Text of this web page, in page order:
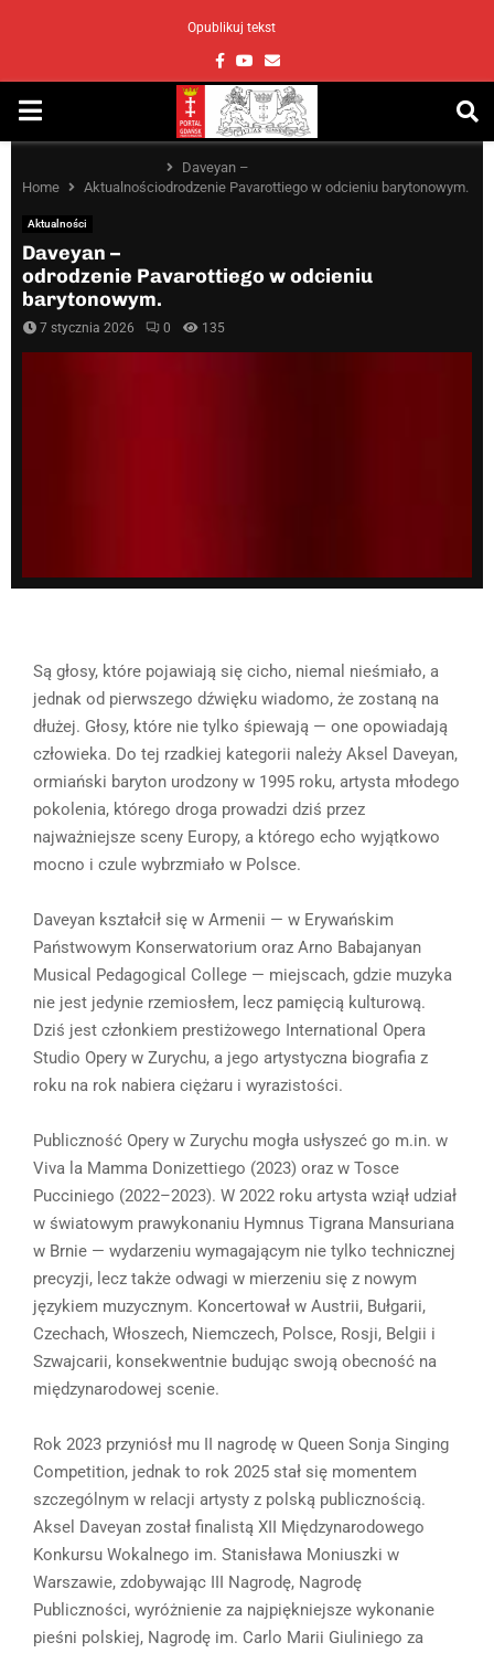
Opublikuj tekst
Facebook
Youtube
Email
PRIMARY
Home Aktualności
Daveyan –
odrodzenie Pavarottiego w odcieniu barytonowym.
Aktualności
Daveyan –
odrodzenie Pavarottiego w odcieniu
barytonowym.
7 stycznia 2026 0 135
Są głosy, które pojawiają się cicho, niemal nieśmiało, a
jednak od pierwszego dźwięku wiadomo, że zostaną na
dłużej. Głosy, które nie tylko śpiewają — one opowiadają
człowieka. Do tej rzadkiej kategorii należy Aksel Daveyan,
ormiański baryton urodzony w 1995 roku, artysta młodego
pokolenia, którego droga prowadzi dziś przez
najważniejsze sceny Europy, a którego echo wyjątkowo
mocno i czule wybrzmiało w Polsce.
Daveyan kształcił się w Armenii — w Erywańskim
Państwowym Konserwatorium oraz Arno Babajanyan
Musical Pedagogical College — miejscach, gdzie muzyka
nie jest jedynie rzemiosłem, lecz pamięcią kulturową.
Dziś jest członkiem prestiżowego International Opera
Studio Opery w Zurychu, a jego artystyczna biografia z
roku na rok nabiera ciężaru i wyrazistości.
Publiczność Opery w Zurychu mogła usłyszeć go m.in. w
Viva la Mamma Donizettiego (2023) oraz w Tosce
Pucciniego (2022–2023). W 2022 roku artysta wziął udział
w światowym prawykonaniu Hymnus Tigrana Mansuriana
w Brnie — wydarzeniu wymagającym nie tylko technicznej
precyzji, lecz także odwagi w mierzeniu się z nowym
językiem muzycznym. Koncertował w Austrii, Bułgarii,
Czechach, Włoszech, Niemczech, Polsce, Rosji, Belgii i
Szwajcarii, konsekwentnie budując swoją obecność na
międzynarodowej scenie.
Rok 2023 przyniósł mu II nagrodę w Queen Sonja Singing
Competition, jednak to rok 2025 stał się momentem
szczególnym w relacji artysty z polską publicznością.
Aksel Daveyan został finalistą XII Międzynarodowego
Konkursu Wokalnego im. Stanisława Moniuszki w
Warszawie, zdobywając III Nagrodę, Nagrodę
Publiczności, wyróżnienie za najpiękniejsze wykonanie
pieśni polskiej, Nagrodę im. Carlo Marii Giuliniego za